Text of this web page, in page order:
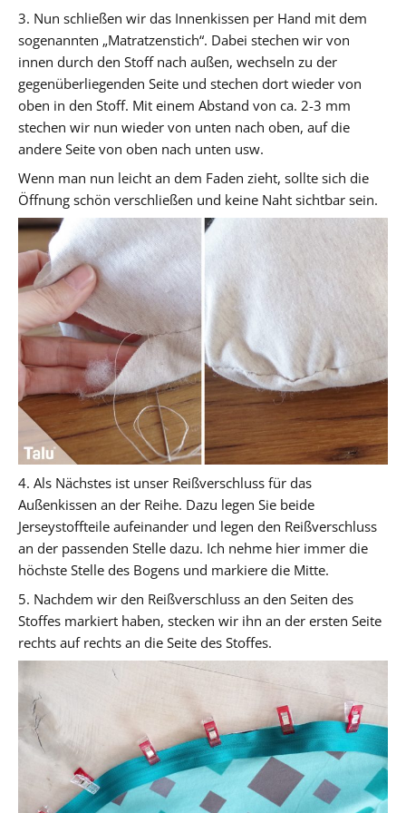
3. Nun schließen wir das Innenkissen per Hand mit dem
sogenannten „Matratzenstich“. Dabei stechen wir von
innen durch den Stoff nach außen, wechseln zu der
gegenüberliegenden Seite und stechen dort wieder von
oben in den Stoff. Mit einem Abstand von ca. 2-3 mm
stechen wir nun wieder von unten nach oben, auf die
andere Seite von oben nach unten usw.
Wenn man nun leicht an dem Faden zieht, sollte sich die
Öffnung schön verschließen und keine Naht sichtbar sein.
4. Als Nächstes ist unser Reißverschluss für das
Außenkissen an der Reihe. Dazu legen Sie beide
Jerseystoffteile aufeinander und legen den Reißverschluss
an der passenden Stelle dazu. Ich nehme hier immer die
höchste Stelle des Bogens und markiere die Mitte.
5. Nachdem wir den Reißverschluss an den Seiten des
Stoffes markiert haben, stecken wir ihn an der ersten Seite
rechts auf rechts an die Seite des Stoffes.